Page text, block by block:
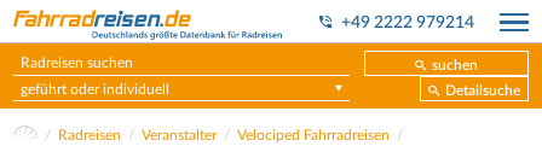
+49 2222 979214
suchen
geführt oder individuell
Detailsuche
Radreisen Veranstalter
Velociped Fahrradreisen